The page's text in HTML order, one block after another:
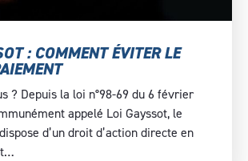
: COMMENT ÉVITER LE
? Depuis la loi n°98-69 du 6 février
appelé Loi Gayssot, le
d’un droit d’action directe en